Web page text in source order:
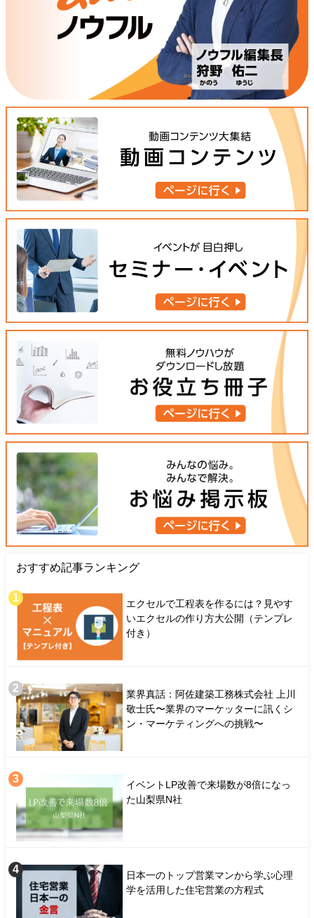
おすすめ記事ランキング
エクセルで工程表を作るには？見やす
いエクセルの作り方大公開（テンプレ
付き）
業界真話：阿佐建築工務株式会社 上川
敬士氏〜業界のマーケッターに訊くシ
ン・マーケティングへの挑戦〜
イベントLP改善で来場数が8倍になっ
た山梨県N社
日本一のトップ営業マンから学ぶ心理
学を活用した住宅営業の方程式